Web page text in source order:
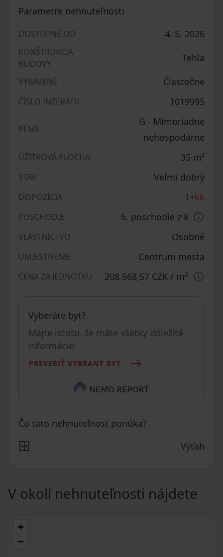
Parametre nehnuteľnosti
DOSTUPNÉ OD 4. 5. 2026
KONŠTRUKCIA
BUDOVY
Tehla
VYBAVENÉ Čiastočne
ČÍSLO INZERÁTU 1019995
PENB
G - Mimoriadne
nehospodárne
ÚŽITKOVÁ PLOCHA 35 m²
STAV Veľmi dobrý
DISPOZÍCIA 1+kk
POSCHODIE 6. poschodie z 8
VLASTNÍCTVO Osobné
UMIESTNENIE Centrum mesta
CENA ZA JEDNOTKU 208 568,57 CZK / m2
Vyberáte byt?
Majte istotu, že máte všetky dôležité
informácie!
PREVERIŤ VYBRANÝ BYT
Čo táto nehnuteľnosť ponúka?
Výťah
V okolí nehnuteľnosti nájdete